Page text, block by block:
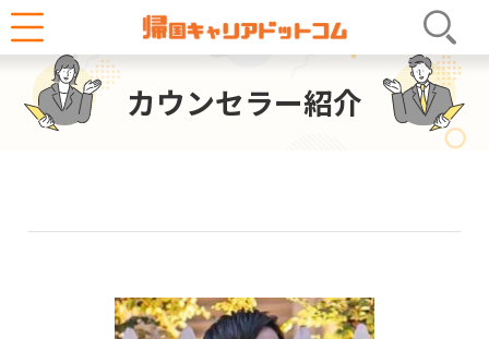
へ
ス
ホーム カウンセラー紹介
カウンセラー紹介